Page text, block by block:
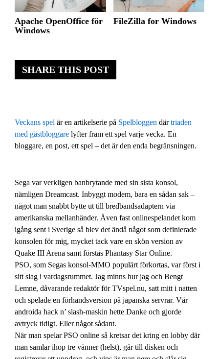
SHARE THIS POST
Veckans spel är en artikelserie på Spelbloggen därtriaden
med gästbloggare lyfter fram ett spel varje vecka. En
bloggare, en post, ett spel – det är den enda begränsningen.
Sega var verkligen banbrytande med sin sista konsol,
nämligen Dreamcast. Inbyggt modem, bara en sådan sak –
något man snabbt bytte ut till bredbandsadaptern via
amerikanska mellanhänder. Även fast onlinespelandet kom
igång sent i Sverige så blev det ändå något som definierade
konsolen för mig, mycket tack vare en skön version av
Quake III Arena samt förstås Phantasy Star Online.
PSO, som Segas konsol-MMO populärt förkortas, var först i
sitt slag i vardagsrummet. Jag minns hur jag och Bengt
Lemne, dåvarande redaktör för TVspel.nu, satt mitt i natten
och spelade en förhandsversion på japanska servrar. Vår
androida hack n’ slash-maskin hette Danke och gjorde
avtryck tidigt. Eller något sådant.
När man spelar PSO online så kretsar det kring en lobby där
man samlar ihop tre vänner (helst), går till disken och
Apache OpenOffice för
Windows
FileZilla for Windows